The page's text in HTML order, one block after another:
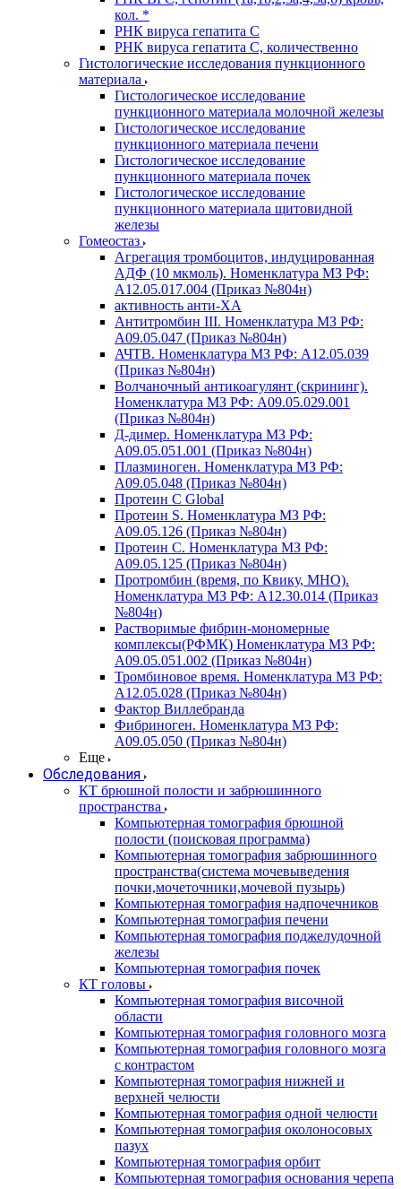
кол. *
РНК вируса гепатита C
РНК вируса гепатита C, количественно
Гистологические исследования пункционного
материала
Гистологическое исследование
пункционного материала молочной железы
Гистологическое исследование
пункционного материала печени
Гистологическое исследование
пункционного материала почек
Гистологическое исследование
пункционного материала щитовидной
железы
Гомеостаз
Агрегация тромбоцитов, индуцированная
АДФ (10 мкмоль). Номенклатура МЗ РФ:
A12.05.017.004 (Приказ №804н)
активность анти-ХА
Антитромбин III. Номенклатура МЗ РФ:
A09.05.047 (Приказ №804н)
АЧТВ. Номенклатура МЗ РФ: A12.05.039
(Приказ №804н)
Волчаночный антикоагулянт (скрининг).
Номенклатура МЗ РФ: A09.05.029.001
(Приказ №804н)
Д-димер. Номенклатура МЗ РФ:
A09.05.051.001 (Приказ №804н)
Плазминоген. Номенклатура МЗ РФ:
A09.05.048 (Приказ №804н)
Протеин C Global
Протеин S. Номенклатура МЗ РФ:
A09.05.126 (Приказ №804н)
Протеин С. Номенклатура МЗ РФ:
A09.05.125 (Приказ №804н)
Протромбин (время, по Квику, МНО).
Номенклатура МЗ РФ: A12.30.014 (Приказ
№804н)
Растворимые фибрин-мономерные
комплексы(РФМК) Номенклатура МЗ РФ:
A09.05.051.002 (Приказ №804н)
Тромбиновое время. Номенклатура МЗ РФ:
A12.05.028 (Приказ №804н)
Фактор Виллебранда
Фибриноген. Номенклатура МЗ РФ:
A09.05.050 (Приказ №804н)
Еще
Обследования
КТ брюшной полости и забрюшинного
пространства
Компьютерная томография брюшной
полости (поисковая программа)
Компьютерная томография забрюшинного
пространства(система мочевыведения
почки,мочеточники,мочевой пузырь)
Компьютерная томография надпочечников
Компьютерная томография печени
Компьютерная томография поджелудочной
железы
Компьютерная томография почек
КТ головы
Компьютерная томография височной
области
Компьютерная томография головного мозга
Компьютерная томография головного мозга
с контрастом
Компьютерная томография нижней и
верхней челюсти
Компьютерная томография одной челюсти
Компьютерная томография околоносовых
пазух
Компьютерная томография орбит
Компьютерная томография основания черепа